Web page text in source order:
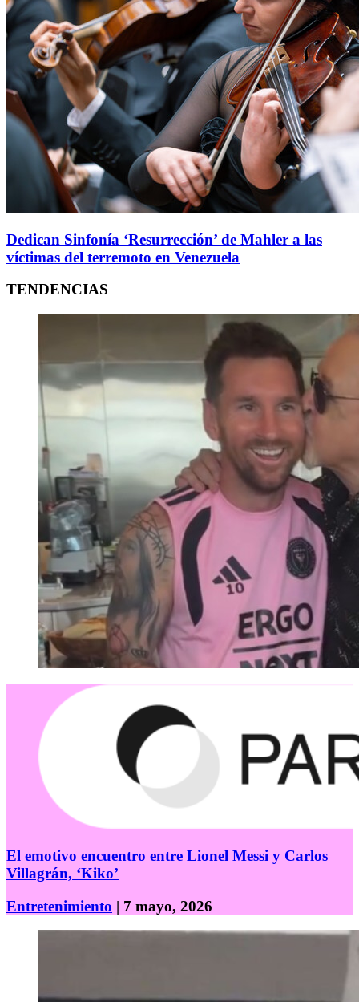
Dedican Sinfonía ‘Resurrección’ de Mahler a las
víctimas del terremoto en Venezuela
TENDENCIAS
El emotivo encuentro entre Lionel Messi y Carlos
Villagrán, ‘Kiko’
Entretenimiento | 7 mayo, 2026